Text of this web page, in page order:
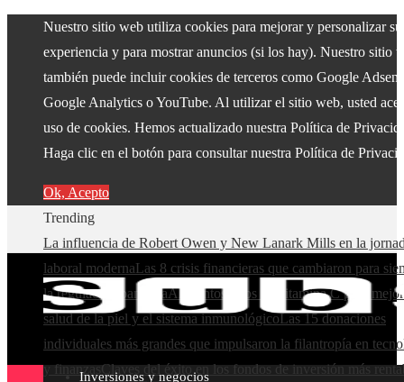
Nuestro sitio web utiliza cookies para mejorar y personalizar su
experiencia y para mostrar anuncios (si los hay). Nuestro sitio
también puede incluir cookies de terceros como Google
Google Analytics o YouTube. Al utilizar el sitio web, usted
uso de cookies. Hemos actualizado nuestra Política de
Haga clic en el botón para consultar nuestra Política de
Ok, Acepto
Trending
La influencia de Robert Owen y New Lanark Mills en la
laboral modernaLas 8 crisis financieras que cambiaron para
la regulación bancariaAlimentos ricos en vitamina C para
salud de la piel y el sistema inmunológicoLas 15 donaciones
individuales más grandes que impulsaron la filantropía en
y finanzasClaves del éxito en los fondos de inversión más
Inversiones y negocios